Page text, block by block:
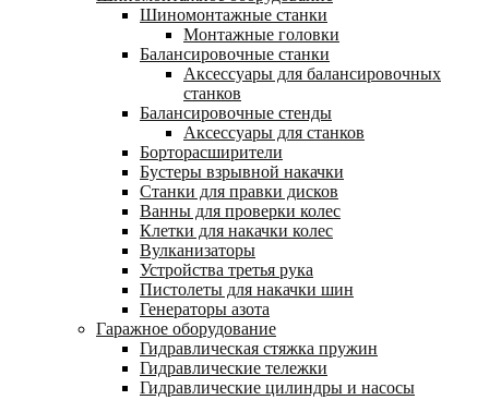
Шиномонтажные станки
Монтажные головки
Балансировочные станки
Аксессуары для балансировочных
станков
Балансировочные стенды
Аксессуары для станков
Борторасширители
Бустеры взрывной накачки
Станки для правки дисков
Ванны для проверки колес
Клетки для накачки колес
Вулканизаторы
Устройства третья рука
Пистолеты для накачки шин
Генераторы азота
Гаражное оборудование
Гидравлическая стяжка пружин
Гидравлические тележки
Гидравлические цилиндры и насосы